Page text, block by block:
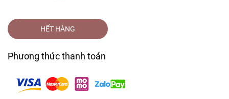
HẾT HÀNG
Phương thức thanh toán